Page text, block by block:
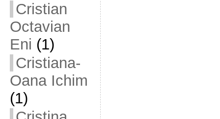
Cristian
Octavian
Eni (1)
Cristiana-
Oana Ichim
(1)